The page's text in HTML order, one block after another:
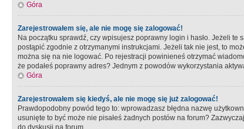
Góra
Zarejestrowałem się, ale nie mogę się zalogować!
Na początku sprawdź, czy wpisujesz poprawny login i hasło. Jeżeli te
postąpić zgodnie z otrzymanymi instrukcjami. Jeżeli tak nie jest, to
można się na nie logować. Po rejestracji powinieneś otrzymać
że podałeś poprawny adres? Jednym z powodów wykorzystania
Góra
Zarejestrowałem się kiedyś, ale nie mogę się już zalogować!
Prawdopodobny powód tego to: wprowadzasz błędna nazwę
usunięte to być może nie pisałeś żadnych postów na forum?
do dyskusji na forum.